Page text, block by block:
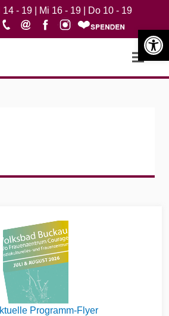
14 - 19 | Mi 16 - 19 | Do 10 - 19
Open
Programm-Flyer